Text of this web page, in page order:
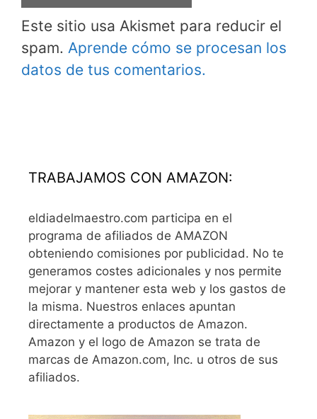
Este sitio usa Akismet para reducir el
spam. Aprende cómo se procesan los
datos de tus comentarios.
TRABAJAMOS CON AMAZON:
eldiadelmaestro.com participa en el
programa de afiliados de AMAZON
obteniendo comisiones por publicidad. No te
generamos costes adicionales y nos permite
mejorar y mantener esta web y los gastos de
la misma. Nuestros enlaces apuntan
directamente a productos de Amazon.
Amazon y el logo de Amazon se trata de
marcas de Amazon.com, Inc. u otros de sus
afiliados.